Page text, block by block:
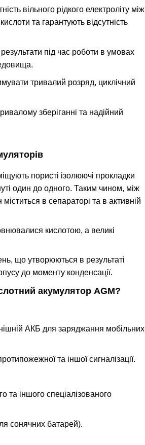
вільного рідкого електроліту між
та гарантують відсутність
під час роботи в умовах
тривалий розряд, циклічний
зберіганні та надійний
пористі ізолюючі прокладки
один до одного. Таким чином, між
в сепараторі та в активній
кислотою, а великі
що утворюються в результаті
до моменту конденсації.
акумулятор AGM?
АКБ для заряджання мобільних
та іншої сигналізації.
іншого спеціалізованого
сонячних батарей).